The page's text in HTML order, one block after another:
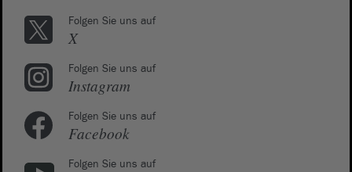
Folgen Sie uns auf
X
Folgen Sie uns auf
Instagram
Folgen Sie uns auf
Facebook
Folgen Sie uns auf